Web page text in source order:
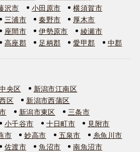
沢市 小田原市
横須賀市
三浦市 秦野市
厚木市
座間市 伊勢原市
綾瀬市
高座郡 足柄郡 愛甲郡 中郡
央区
新潟市江南区
区
新潟市西蒲区
新潟市東区
三条市
小千谷市 十日町市
見附市
市 妙高市 五泉市
糸魚川市
佐渡市 魚沼市
南魚沼市